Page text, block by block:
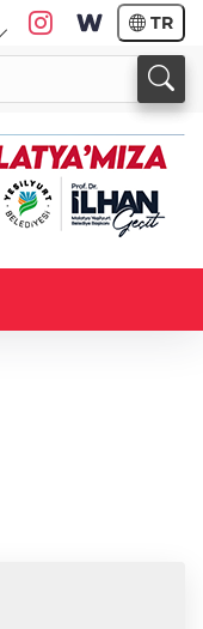
TR